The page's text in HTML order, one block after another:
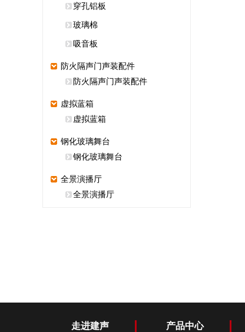
穿孔铝板
玻璃棉
吸音板
防火隔声门声装配件
防火隔声门声装配件
虚拟蓝箱
虚拟蓝箱
钢化玻璃舞台
钢化玻璃舞台
全景演播厅
全景演播厅
走进建声 产品中心